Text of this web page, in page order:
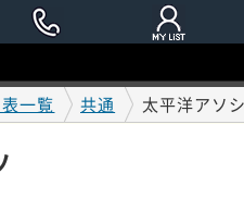
一覧 共通 太平洋アソ